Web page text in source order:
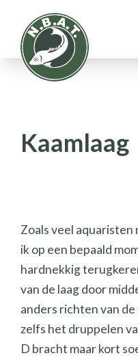
Kaamlaag
Zoals veel
ik op een bepaald
hardnekkig
van de laag door
anders richten van
zelfs het druppelen
D bracht maar kort